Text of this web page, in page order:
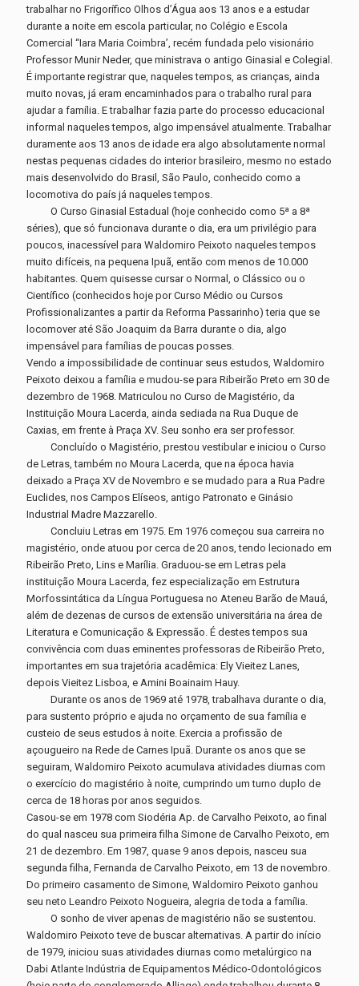
trabalhar no Frigorífico Olhos d’Água aos 13 anos e a estudar
durante a noite em escola particular, no Colégio e Escola
Comercial “Iara Maria Coimbra’, recém fundada pelo visionário
Professor Munir Neder, que ministrava o antigo Ginasial e Colegial.
É importante registrar que, naqueles tempos, as crianças, ainda
muito novas, já eram encaminhados para o trabalho rural para
ajudar a família. E trabalhar fazia parte do processo educacional
informal naqueles tempos, algo impensável atualmente. Trabalhar
duramente aos 13 anos de idade era algo absolutamente normal
nestas pequenas cidades do interior brasileiro, mesmo no estado
mais desenvolvido do Brasil, São Paulo, conhecido como a
locomotiva do país já naqueles tempos.
O Curso Ginasial Estadual (hoje conhecido como 5ª a 8ª
séries), que só funcionava durante o dia, era um privilégio para
poucos, inacessível para Waldomiro Peixoto naqueles tempos
muito difíceis, na pequena Ipuã, então com menos de 10.000
habitantes. Quem quisesse cursar o Normal, o Clássico ou o
Científico (conhecidos hoje por Curso Médio ou Cursos
Profissionalizantes a partir da Reforma Passarinho) teria que se
locomover até São Joaquim da Barra durante o dia, algo
impensável para famílias de poucas posses.
Vendo a impossibilidade de continuar seus estudos, Waldomiro
Peixoto deixou a família e mudou-se para Ribeirão Preto em 30 de
dezembro de 1968. Matriculou no Curso de Magistério, da
Instituição Moura Lacerda, ainda sediada na Rua Duque de
Caxias, em frente à Praça XV. Seu sonho era ser professor.
Concluído o Magistério, prestou vestibular e iniciou o Curso
de Letras, também no Moura Lacerda, que na época havia
deixado a Praça XV de Novembro e se mudado para a Rua Padre
Euclides, nos Campos Elíseos, antigo Patronato e Ginásio
Industrial Madre Mazzarello.
Concluiu Letras em 1975. Em 1976 começou sua carreira no
magistério, onde atuou por cerca de 20 anos, tendo lecionado em
Ribeirão Preto, Lins e Marília. Graduou-se em Letras pela
instituição Moura Lacerda, fez especialização em Estrutura
Morfossintática da Língua Portuguesa no Ateneu Barão de Mauá,
além de dezenas de cursos de extensão universitária na área de
Literatura e Comunicação & Expressão. É destes tempos sua
convivência com duas eminentes professoras de Ribeirão Preto,
importantes em sua trajetória acadêmica: Ely Vieitez Lanes,
depois Vieitez Lisboa, e Amini Boainaim Hauy.
Durante os anos de 1969 até 1978, trabalhava durante o dia,
para sustento próprio e ajuda no orçamento de sua família e
custeio de seus estudos à noite. Exercia a profissão de
açougueiro na Rede de Carnes Ipuã. Durante os anos que se
seguiram, Waldomiro Peixoto acumulava atividades diurnas com
o exercício do magistério à noite, cumprindo um turno duplo de
cerca de 18 horas por anos seguidos.
Casou-se em 1978 com Siodéria Ap. de Carvalho Peixoto, ao final
do qual nasceu sua primeira filha Simone de Carvalho Peixoto, em
21 de dezembro. Em 1987, quase 9 anos depois, nasceu sua
segunda filha, Fernanda de Carvalho Peixoto, em 13 de novembro.
Do primeiro casamento de Simone, Waldomiro Peixoto ganhou
seu neto Leandro Peixoto Nogueira, alegria de toda a família.
O sonho de viver apenas de magistério não se sustentou.
Waldomiro Peixoto teve de buscar alternativas. A partir do início
de 1979, iniciou suas atividades diurnas como metalúrgico na
Dabi Atlante Indústria de Equipamentos Médico-Odontológicos